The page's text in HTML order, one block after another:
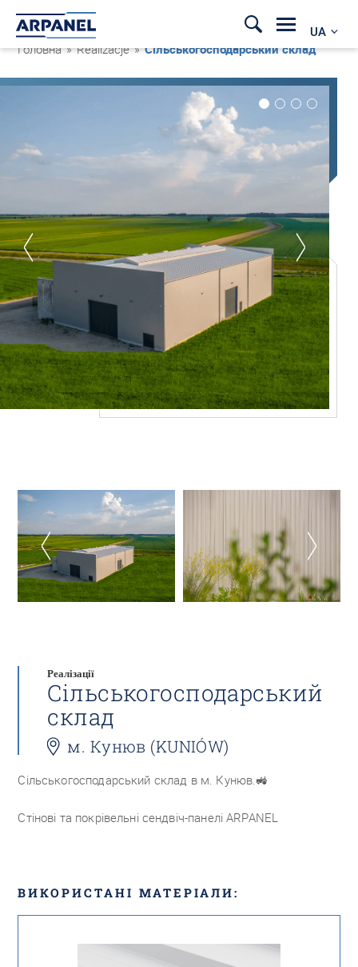
UA
Головна » Realizacje »Сільськогосподарський склад
Реалізації
Сільськогосподарський
склад
м. Кунюв (KUNIÓW)
Сільськогосподарський склад в м. Кунюв.🚜
Стінові та покрівельні сендвіч-панелі ARPANEL
ВИКОРИСТАНІ МАТЕРІАЛИ: